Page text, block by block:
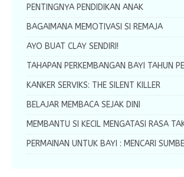
PENTINGNYA PENDIDIKAN ANAK
BAGAIMANA MEMOTIVASI SI REMAJA
AYO BUAT CLAY SENDIRI!
TAHAPAN PERKEMBANGAN BAYI TAHUN
KANKER SERVIKS: THE SILENT KILLER
BELAJAR MEMBACA SEJAK DINI
MEMBANTU SI KECIL MENGATASI RASA
PERMAINAN UNTUK BAYI : MENCARI